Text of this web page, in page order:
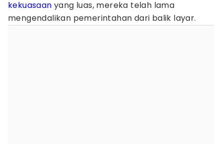
kekuasaan yang luas, mereka telah lama
mengendalikan pemerintahan dari balik layar.